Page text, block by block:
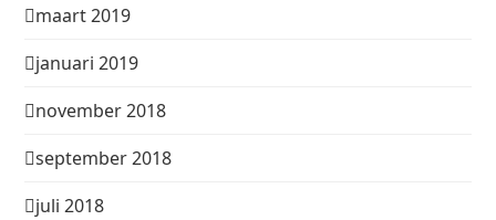
maart 2019
januari 2019
november 2018
september 2018
juli 2018